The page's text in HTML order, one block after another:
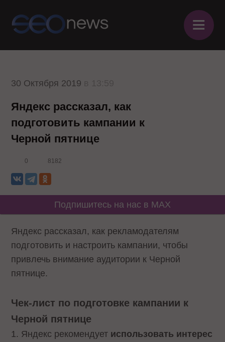
≡
30 Октября 2019
Яндекс рассказал, как
подготовить кампании к
Черной пятнице
0 8182
Подпишитесь на нас в MAX
Яндекс рассказал, как рекламодателям
подготовить и настроить кампании, чтобы
привлечь внимание аудитории к Черной
пятнице.
Чек-лист по подготовке кампании к
Черной пятнице
1. Яндекс рекомендует использовать интерес